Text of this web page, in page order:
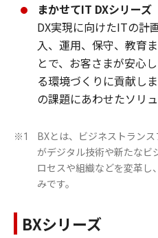
まかせてIT DXシリーズ
DX実現に向けたITの計
入、運用、保守、教育
とで、お客さまが安心
る環境づくりに貢献し
の課題にあわせたソリ
※1
BXとは、ビジネストラン
がデジタル技術や新たなビ
ロセスや組織などを変革し
みです。
BXシリーズ